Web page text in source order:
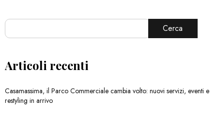
Cerca
Articoli recenti
Casamassima, il Parco Commerciale cambia volto: nuovi servizi, eventi e
restyling in arrivo